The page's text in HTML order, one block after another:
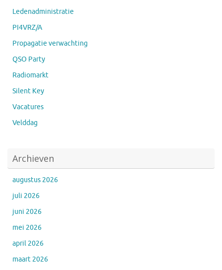
Ledenadministratie
PI4VRZ/A
Propagatie verwachting
QSO Party
Radiomarkt
Silent Key
Vacatures
Velddag
Archieven
augustus 2026
juli 2026
juni 2026
mei 2026
april 2026
maart 2026